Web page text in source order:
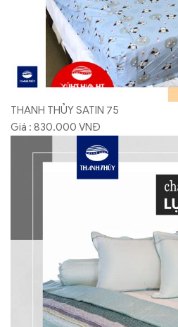
THANH THỦY SATIN 75
Giá : 830.000 VNĐ